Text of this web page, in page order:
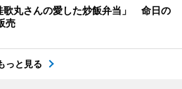
歌丸さんの愛した炒飯弁当」 命日の
売
っと見る